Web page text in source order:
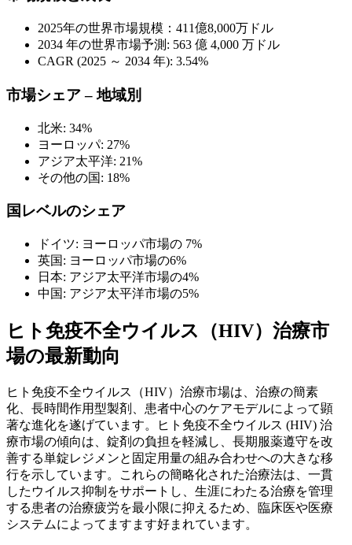
2025年の世界市場規模：411億8,000万ドル
2034 年の世界市場予測: 563 億 4,000 万ドル
CAGR (2025 ～ 2034 年): 3.54%
市場シェア – 地域別
北米: 34%
ヨーロッパ: 27%
アジア太平洋: 21%
その他の国: 18%
国レベルのシェア
ドイツ: ヨーロッパ市場の 7%
英国: ヨーロッパ市場の6%
日本: アジア太平洋市場の4%
中国: アジア太平洋市場の5%
ヒト免疫不全ウイルス（HIV）治療市
場の最新動向
ヒト免疫不全ウイルス（HIV）治療市場は、治療の簡素
化、長時間作用型製剤、患者中心のケアモデルによって顕
著な進化を遂げています。ヒト免疫不全ウイルス (HIV) 治
療市場の傾向は、錠剤の負担を軽減し、長期服薬遵守を改
善する単錠レジメンと固定用量の組み合わせへの大きな移
行を示しています。これらの簡略化された治療法は、一貫
したウイルス抑制をサポートし、生​​涯にわたる治療を管理
する患者の治療疲労を最小限に抑えるため、臨床医や医療
システムによってますます好まれています。